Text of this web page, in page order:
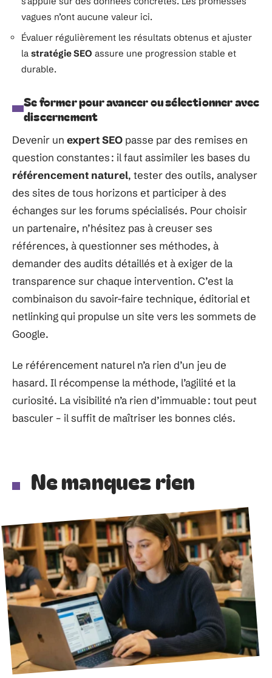
vagues n’ont aucune valeur ici.
Évaluer régulièrement les résultats obtenus et ajuster
la stratégie SEO assure une progression stable et
durable.
Se former pour avancer ou sélectionner avec
discernement
Devenir un expert SEO passe par des remises en
question constantes : il faut assimiler les bases du
référencement naturel, tester des outils, analyser
des sites de tous horizons et participer à des
échanges sur les forums spécialisés. Pour choisir
un partenaire, n’hésitez pas à creuser ses
références, à questionner ses méthodes, à
demander des audits détaillés et à exiger de la
transparence sur chaque intervention. C’est la
combinaison du savoir-faire technique, éditorial et
netlinking qui propulse un site vers les sommets de
Google.
Le référencement naturel n’a rien d’un jeu de
hasard. Il récompense la méthode, l’agilité et la
curiosité. La visibilité n’a rien d’immuable : tout peut
basculer – il suffit de maîtriser les bonnes clés.
Ne manquez rien